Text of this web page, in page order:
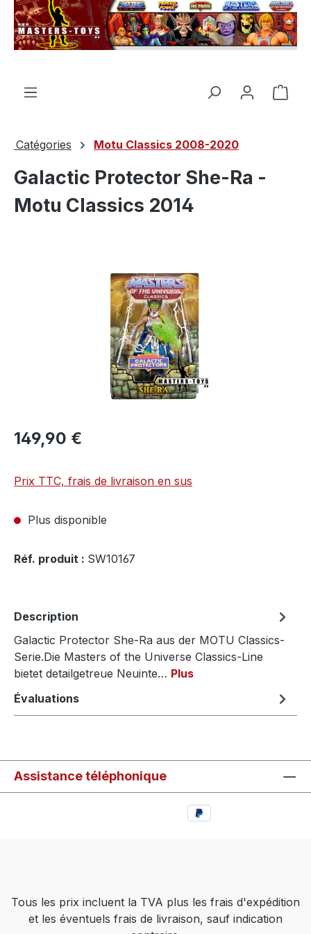
principal
Le
Catégories Motu Classics 2008-2020
Galactic Protector She-Ra -
Motu Classics 2014
149,90 €
Prix TTC, frais de livraison en sus
Plus disponible
Réf. produit : SW10167
Description
Galactic Protector She-Ra aus der MOTU Classics-
Serie.Die Masters of the Universe Classics-Line
bietet detailgetreue Neuinte… Plus
Évaluations
Assistance téléphonique
Tous les prix incluent la TVA plus les frais d'expédition
et les éventuels frais de livraison, sauf indication